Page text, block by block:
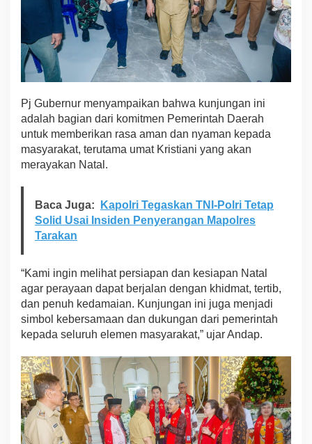
a
l
:
S
a
t
M
m
p
i
n
i
a
r
i
K
l
a
h
i
r
a
Pj Gubernur menyampaikan bahwa kunjungan ini
adalah bagian dari komitmen Pemerintah Daerah
untuk memberikan rasa aman dan nyaman kepada
masyarakat, terutama umat Kristiani yang akan
merayakan Natal.
Baca Juga:
Kapolri Tegaskan TNI-Polri Tetap
Solid Usai Insiden Penyerangan Mapolres
Tarakan
“Kami ingin melihat persiapan dan kesiapan Natal
agar perayaan dapat berjalan dengan khidmat, tertib,
dan penuh kedamaian. Kunjungan ini juga menjadi
simbol kebersamaan dan dukungan dari pemerintah
kepada seluruh elemen masyarakat,” ujar Andap.